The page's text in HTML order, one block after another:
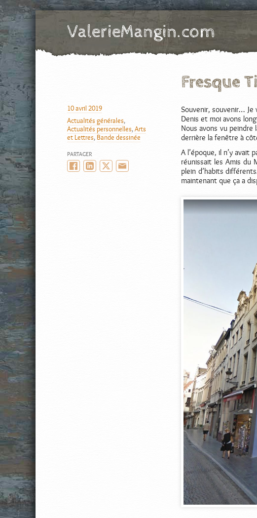
ValerieMangin.com
Fresque
Souvenir, souvenir… Je
Denis et moi avons
Nous avons vu
derrière la fenêtre à
A l’époque, il n’y avait
réunissait les Amis du
plein d’habits
maintenant que ça a
AUTEUR
PUBLIÉ
LE
10 avril 2019
CATÉGORIES
Actualités générales,
Actualités personnelles,Arts
et Lettres, Bande dessinée
PARTAGER
FacebookLinkedInTwitter/X